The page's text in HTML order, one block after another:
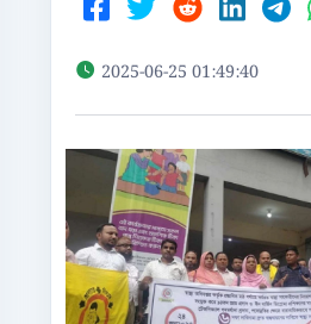
2025-06-25 01:49:40